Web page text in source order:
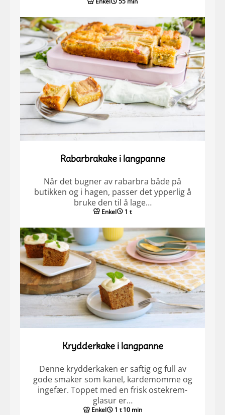
Rabarbrakake i langpanne
Når det bugner av rabarbra både på
butikken og i hagen, passer det ypperlig å
bruke den til å lage…
Enkel 1 t
Krydderkake i langpanne
Denne krydderkaken er saftig og full av
gode smaker som kanel, kardemomme og
ingefær. Toppet med en frisk ostekrem-
glasur er…
Enkel 1 t 10 min